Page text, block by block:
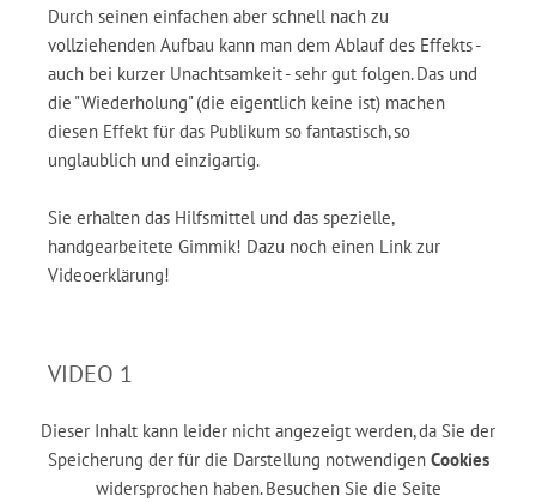
Durch seinen einfachen aber schnell nach zu
vollziehenden Aufbau kann man dem Ablauf des Effekts -
auch bei kurzer Unachtsamkeit - sehr gut folgen. Das und
die "Wiederholung" (die eigentlich keine ist) machen
diesen Effekt für das Publikum so fantastisch, so
unglaublich und einzigartig.
Sie erhalten das Hilfsmittel und das spezielle,
handgearbeitete Gimmik! Dazu noch einen Link zur
Videoerklärung!
VIDEO 1
Dieser Inhalt kann leider nicht angezeigt werden, da Sie der
Speicherung der für die Darstellung notwendigen Cookies
widersprochen haben. Besuchen Sie die Seite